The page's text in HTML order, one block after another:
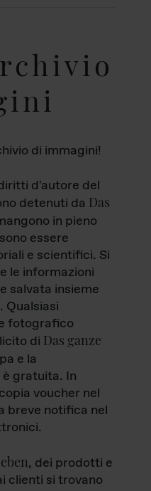
di immagini!
d'autore del
detenuti da Das
in pieno
essere
e scientifici. Si
le informazioni
salvata insieme
Qualsiasi
fotografico
di Das ganze
e la
gratuita. In
voucher nel
breve notifica nel
, dei prodotti e
clienti si trovano